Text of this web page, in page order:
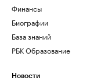
Финансы
Биографии
База знаний
РБК Образование
Новости